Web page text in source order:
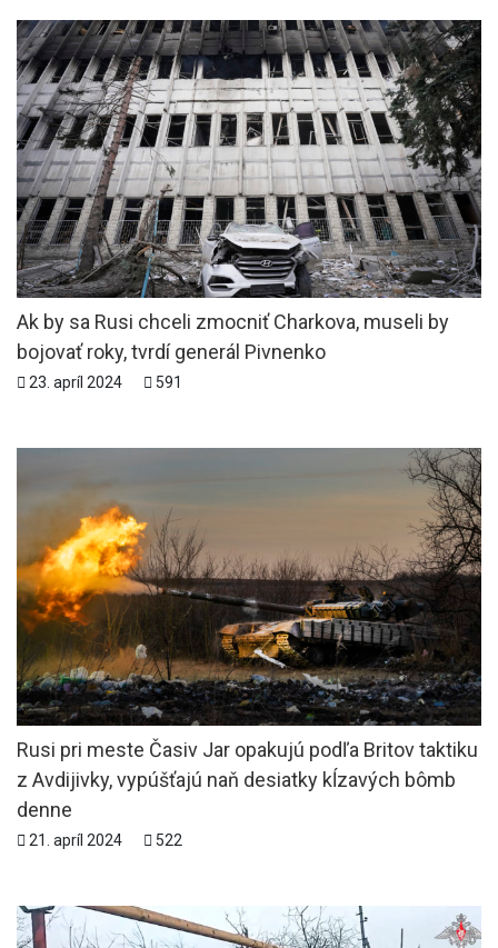
Ak by sa Rusi chceli zmocniť Charkova, museli by
bojovať roky, tvrdí generál Pivnenko
23. apríl 2024 591
Rusi pri meste Časiv Jar opakujú podľa Britov taktiku
z Avdijivky, vypúšťajú naň desiatky kĺzavých bômb
denne
21. apríl 2024 522